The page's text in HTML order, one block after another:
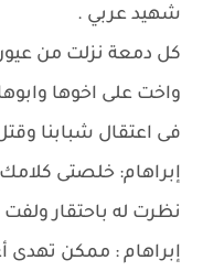
شهيد عربي .
كل دمعة نزلت من
واخت على اخوها
فى اعتقال شبابنا
إبراهام: خلصتى
نظرت له باحتقار ولفت
إبراهام : ممكن تهدى